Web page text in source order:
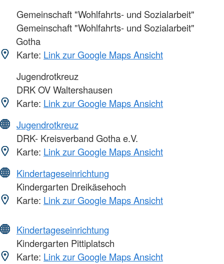
Gemeinschaft "Wohlfahrts- und Sozialarbeit"
Gemeinschaft "Wohlfahrts- und Sozialarbeit"
Gotha
Karte: Link zur Google Maps Ansicht
Jugendrotkreuz
DRK OV Waltershausen
Karte: Link zur Google Maps Ansicht
Jugendrotkreuz
DRK- Kreisverband Gotha e.V.
Karte: Link zur Google Maps Ansicht
Kindertageseinrichtung
Kindergarten Dreikäsehoch
Karte: Link zur Google Maps Ansicht
Kindertageseinrichtung
Kindergarten Pittiplatsch
Karte: Link zur Google Maps Ansicht